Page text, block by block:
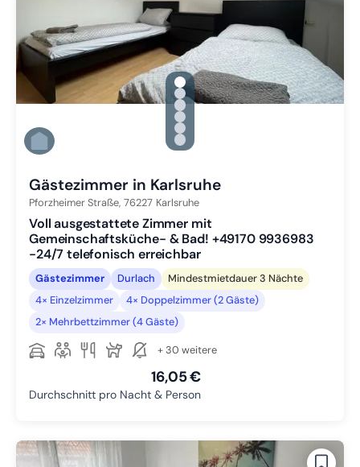
gallery.slide_selector
Zu Slide 1 wechseln
Zu Slide 2 wechseln
Zu Slide 3 wechseln
Zu Slide 4 wechseln
Zu Slide 5 wechseln
Zu Slide 6 wechseln
Gästezimmer in Karlsruhe
Pforzheimer Straße, 76227 Karlsruhe
Voll ausgestattete Zimmer mit
Gemeinschaftsküche- & Bad! +49170 9936983
-24/7 telefonisch erreichbar
Gästezimmer Durlach
Mindestmietdauer 3 Nächte
4× Einzelzimmer
4× Doppelzimmer (2 Gäste)
2× Mehrbettzimmer (4 Gäste)
+ 30 weitere
16,05 €
Durchschnitt pro Nacht & Person